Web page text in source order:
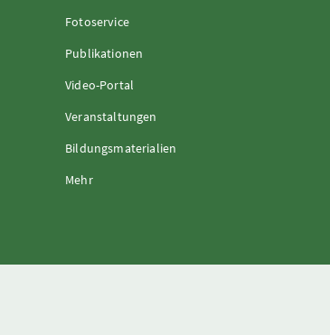
Fotoservice
Publikationen
Video-Portal
Veranstaltungen
Bildungsmaterialien
Mehr